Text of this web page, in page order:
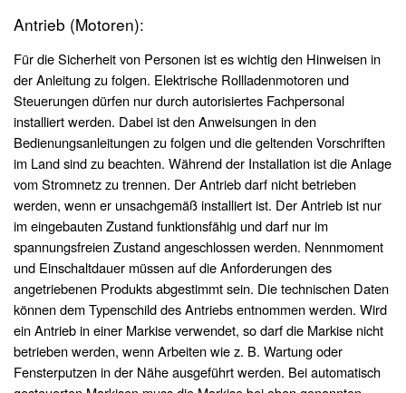
Antrieb (Motoren):
Für die Sicherheit von Personen ist es wichtig den Hinweisen in
der Anleitung zu folgen. Elektrische Rollladenmotoren und
Steuerungen dürfen nur durch autorisiertes Fachpersonal
installiert werden. Dabei ist den Anweisungen in den
Bedienungsanleitungen zu folgen und die geltenden Vorschriften
im Land sind zu beachten. Während der Installation ist die Anlage
vom Stromnetz zu trennen. Der Antrieb darf nicht betrieben
werden, wenn er unsachgemäß installiert ist. Der Antrieb ist nur
im eingebauten Zustand funktionsfähig und darf nur im
spannungsfreien Zustand angeschlossen werden. Nennmoment
und Einschaltdauer müssen auf die Anforderungen des
angetriebenen Produkts abgestimmt sein. Die technischen Daten
können dem Typenschild des Antriebs entnommen werden. Wird
ein Antrieb in einer Markise verwendet, so darf die Markise nicht
betrieben werden, wenn Arbeiten wie z. B. Wartung oder
Fensterputzen in der Nähe ausgeführt werden. Bei automatisch